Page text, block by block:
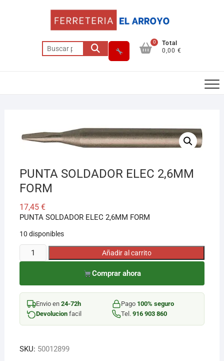
Buscar
por:
0
Total
0,00 €
PUNTA SOLDADOR ELEC 2,6MM
FORM
17,45 €
PUNTA SOLDADOR ELEC 2,6MM FORM
10 disponibles
PUNTA
SOLDADOR
2,6MM
FORM
cantidad
Añadir al carrito
Comprar ahora
Envio en 24-72h Pago 100% seguro
Devolucionfacil Tel. 916 903 860
SKU: 50012899
Asesor El Arroyo
Llamar WhatsApp Cómo llegar
¡Hola! Soy el asesor virtual de Ferretería El Arroyo.
Cuéntame qué necesitas y te ayudo a encontrarlo,